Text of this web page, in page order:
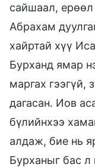
сайшаал,
Абрахам
хайртай хүү
Бурханд ямар
маргах гээгүй,
дагасан. Иов
бүлийнхээ
алдаж, бие нь
Бурханыг бас л